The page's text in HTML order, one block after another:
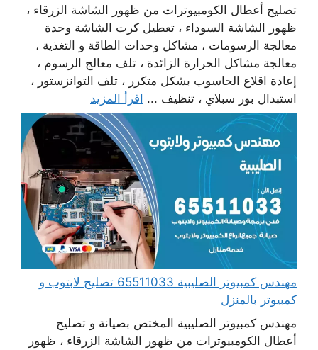
تصليح أعطال الكومبيوترات من ظهور الشاشة الزرقاء ،
ظهور الشاشة السوداء ، تعطيل كرت الشاشة وحدة
معالجة الرسومات ، مشاكل وحدات الطاقة و التغذية ،
معالجة مشاكل الحرارة الزائدة ، تلف معالج الرسوم ،
إعادة اقلاع الحاسوب بشكل متكرر ، تلف التوانزستور ،
استبدال بور سبلاي ، تنظيف ... اقرأ المزيد
مهندس كمبيوتر الصليبية 65511033 تصليح لابتوب و
كمبيوتر بالمنزل
مهندس كمبيوتر الصليبية المختص بصيانة و تصليح
أعطال الكومبيوترات من ظهور الشاشة الزرقاء ، ظهور